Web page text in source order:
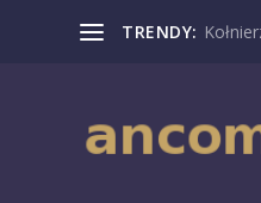
TRENDY: